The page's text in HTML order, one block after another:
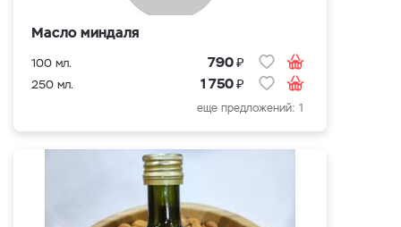
Масло миндаля
100 мл. 790₽
250 мл. 1 750₽
еще предложений: 1